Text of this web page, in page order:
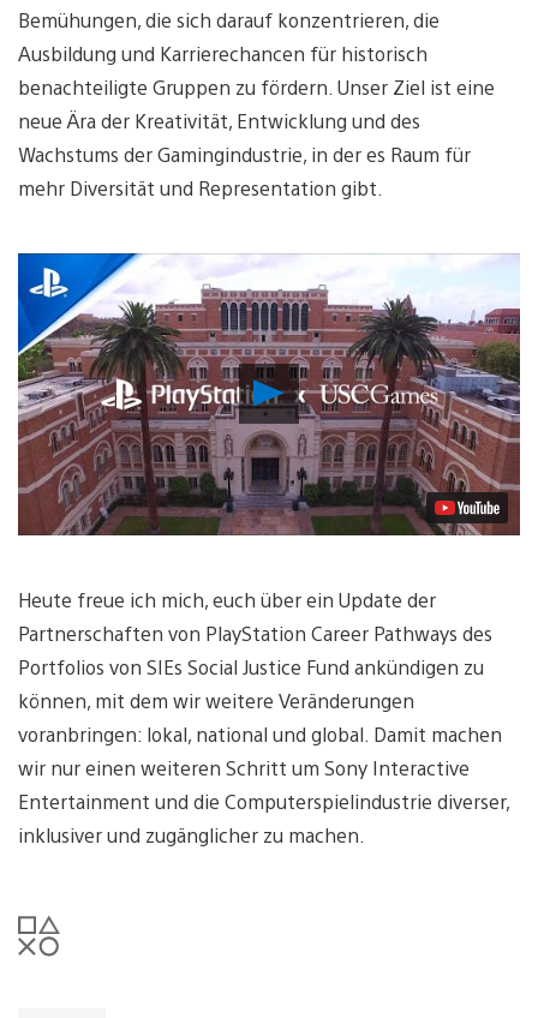
Bemühungen, die sich darauf konzentrieren, die
Ausbildung und Karrierechancen für historisch
benachteiligte Gruppen zu fördern. Unser Ziel ist eine
neue Ära der Kreativität, Entwicklung und des
Wachstums der Gamingindustrie, in der es Raum für
mehr Diversität und Representation gibt.
Video
abspielen
Heute freue ich mich, euch über ein Update der
Partnerschaften von PlayStation Career Pathways des
Portfolios von SIEs Social Justice Fund ankündigen zu
können, mit dem wir weitere Veränderungen
voranbringen: lokal, national und global. Damit machen
wir nur einen weiteren Schritt um Sony Interactive
Entertainment und die Computerspielindustrie diverser,
inklusiver und zugänglicher zu machen.